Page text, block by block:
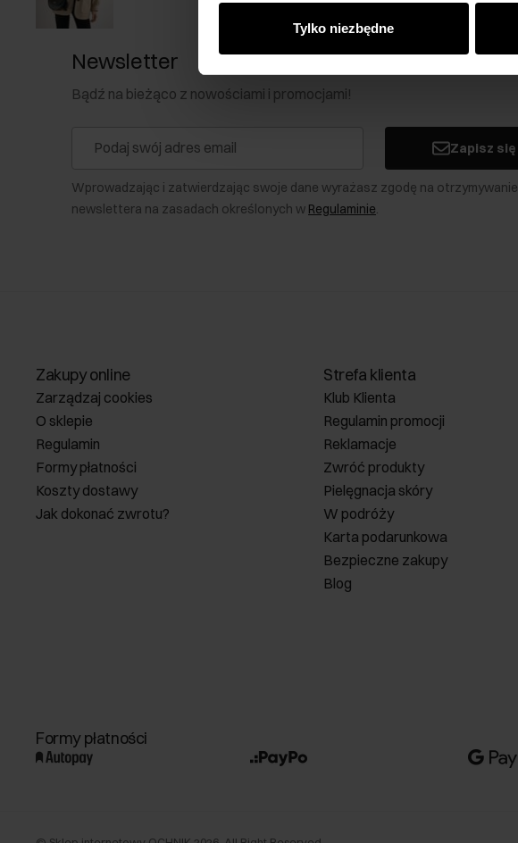
Tylko niezbędne
Newsletter
Bądź na bieżąco z nowościami i promocjami!
Zapisz się
Wprowadzając i zatwierdzając swoje dane wyrażasz zgodę na otrzymywanie
newslettera na zasadach określonych w Regulaminie.
Zakupy online
Zarządzaj cookies
O sklepie
Regulamin
Formy płatności
Koszty dostawy
Jak dokonać zwrotu?
Strefa klienta
Klub Klienta
Regulamin promocji
Reklamacje
Zwróć produkty
Pielęgnacja skóry
W podróży
Karta podarunkowa
Bezpieczne zakupy
Blog
Formy płatności